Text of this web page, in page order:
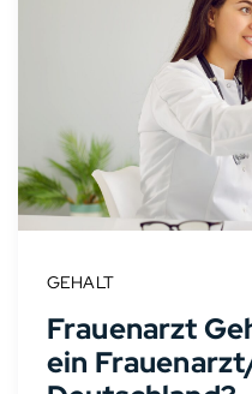
GEHALT
Frauenarzt
ein